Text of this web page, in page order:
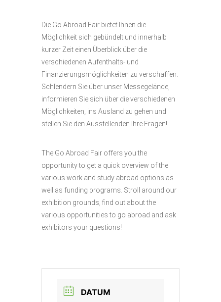
Die Go Abroad Fair bietet Ihnen die
Möglichkeit sich gebündelt und innerhalb
kurzer Zeit einen Überblick über die
verschiedenen Aufenthalts- und
Finanzierungsmöglichkeiten zu verschaffen.
Schlendern Sie über unser Messegelände,
informieren Sie sich über die verschiedenen
Möglichkeiten, ins Ausland zu gehen und
stellen Sie den Ausstellenden Ihre Fragen!
The Go Abroad Fair offers you the
opportunity to get a quick overview of the
various work and study abroad options as
well as funding programs. Stroll around our
exhibition grounds, find out about the
various opportunities to go abroad and ask
exhibitors your questions!
DATUM